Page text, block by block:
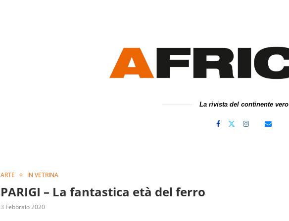
La rivista del continente vero
ARTE IN VETRINA
PARIGI – La fantastica età del ferro
3 Febbraio 2020